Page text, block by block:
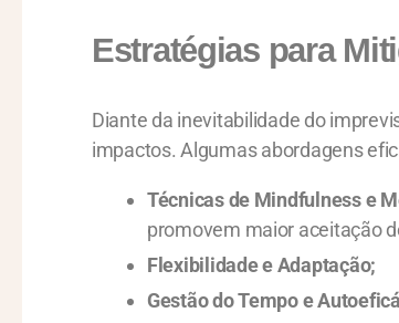
Estratégias para
Diante da inevitabilidade do
impactos. Algumas abordagens
Técnicas de Mindfulness e
promovem maior aceitação
Flexibilidade e Adaptação;
Gestão do Tempo e